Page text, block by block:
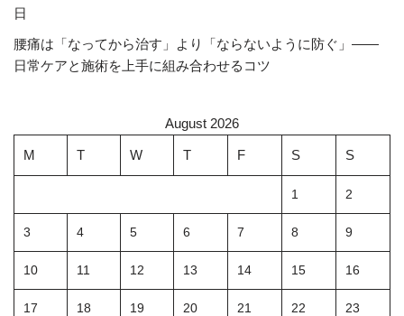
日
腰痛は「なってから治す」より「ならないように防ぐ」――
日常ケアと施術を上手に組み合わせるコツ
August 2026
M T W T F S S
1 2
3 4 5 6 7 8 9
10 11 12 13 14 15 16
17 18 19 20 21 22 23